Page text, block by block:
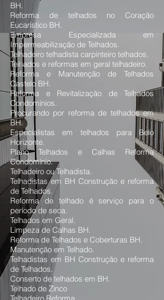
BH.
Reforma de telhados no Coração
Eucarístico BH.
Empresa Especializada em
Impermeabilização de Telhados.
Telhadeiro telhadista carpinteiro telhados.
Telhados e reformas em geral telhadeiro.
Reforma e Manutenção de Telhados
Castelo BH.
Reforma e Revitalização de Telhados
Condomínios.
Procurando por reforma de telhados em
BH.
Especialistas em telhados para Belo
Horizonte.
Plano Telhados e Calhas Reforma
Condomínio.
Telhadeiro ou Telhadista.
Telhadistas em BH Construção e reforma
de Telhados.
Reforma de telhado é serviço para o
período de seca.
Telhados em Geral.
Limpeza de Calhas BH.
Reforma de Telhados e Coberturas BH.
Manutenção em Telhado.
Telhadistas em BH Construção e reforma
de Telhados.
Conserto de telhados em BH.
Telhado de Zinco